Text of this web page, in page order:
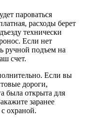
пароваться
расходы берет
технически
Если нет
ручной подъем на
счет.
Если вы
дороги,
была открыта для
заранее
охраной.